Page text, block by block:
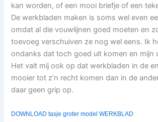
kan worden, of een mooi briefje of een
De werkbladen maken is soms wel even
omdat al die vouwlijnen goed moeten en
toevoeg verschuiven ze nog wel eens. Ik
ondanks dat toch goed uit komen en mijn
Het valt mij ook op dat werkbladen in de
mooier tot z’n recht komen dan in de
daar geen grip op.
DOWNLOAD tasje groter model WERKBLAD